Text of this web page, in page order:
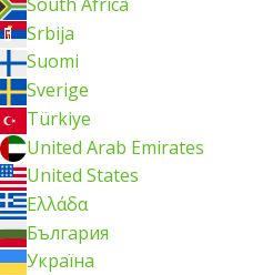
Srbija
Suomi
Sverige
Türkiye
United Arab Emirates
United States
Ελλάδα
България
Україна